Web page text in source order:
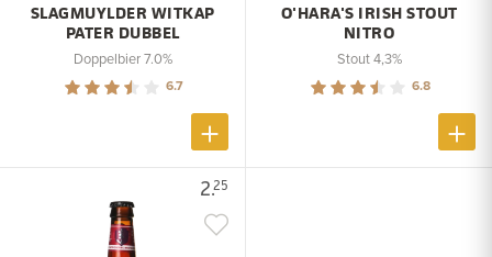
SLAGMUYLDER WITKAP
PATER DUBBEL
Doppelbier 7.0%
6.7
O'HARA'S IRISH STOUT
NITRO
Stout 4,3%
6.8
2.25